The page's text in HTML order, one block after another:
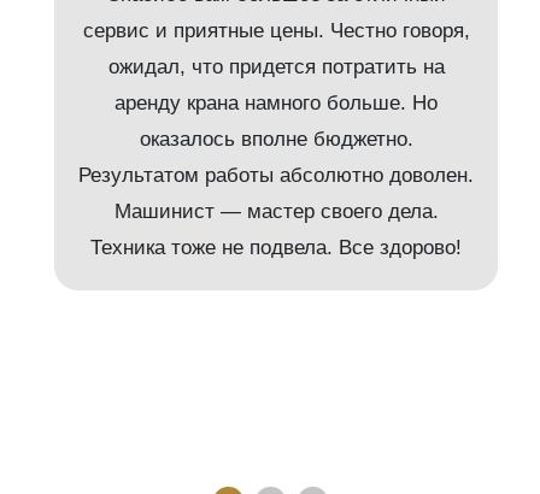
сервис и приятные цены. Честно говоря,
ожидал, что придется потратить на
аренду крана намного больше. Но
оказалось вполне бюджетно.
Результатом работы абсолютно доволен.
Машинист — мастер своего дела.
Техника тоже не подвела. Все здорово!